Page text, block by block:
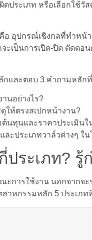
ดประเภท หรือเลือกใช้
คือ อุปกรณ์เชิงกลที่ทำหน้
ะเป็นการเปิด-ปิด ตัดต
กและตอบ 3 คำถามหลัก
นอย่างไร?
ให้ตรงสเปกหน้างาน?
นทุนและราคาประเมินใ
ระเภท? รู้
ะการใช้งาน นอกจาก
าหกรรมหลัก 5 ประเภท